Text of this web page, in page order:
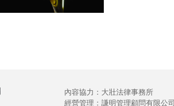
內容協力：大壯法律事務所
經營管理：謙明管理顧問有限公司